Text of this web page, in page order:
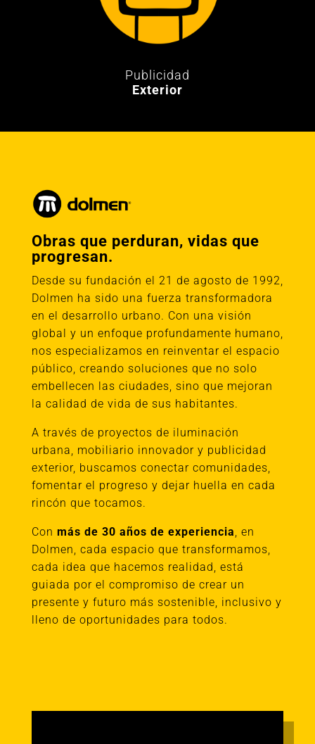
Publicidad
Exterior
Obras que perduran, vidas que
progresan.
Desde su fundación el 21 de agosto de 1992,
Dolmen ha sido una fuerza transformadora
en el desarrollo urbano. Con una visión
global y un enfoque profundamente humano,
nos especializamos en reinventar el espacio
público, creando soluciones que no solo
embellecen las ciudades, sino que mejoran
la calidad de vida de sus habitantes.
A través de proyectos de iluminación
urbana, mobiliario innovador y publicidad
exterior, buscamos conectar comunidades,
fomentar el progreso y dejar huella en cada
rincón que tocamos.
Con más de 30 años de experiencia, en
Dolmen, cada espacio que transformamos,
cada idea que hacemos realidad, está
guiada por el compromiso de crear un
presente y futuro más sostenible, inclusivo y
lleno de oportunidades para todos.